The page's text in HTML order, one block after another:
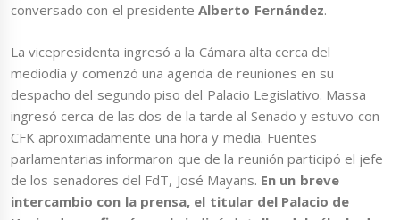
conversado con el presidenteAlberto Fernández.
La vicepresidenta ingresó a la Cámara alta cerca del
mediodía y comenzó una agenda de reuniones en su
despacho del segundo piso del Palacio Legislativo. Massa
ingresó cerca de las dos de la tarde al Senado y estuvo con
CFK aproximadamente una hora y media. Fuentes
parlamentarias informaron que de la reunión participó el jefe
de los senadores del FdT, José Mayans. En un breve
intercambio con la prensa, el titular del Palacio de